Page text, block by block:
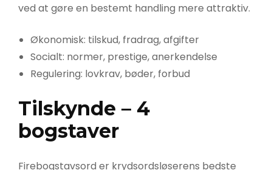
ved at gøre en bestemt handling mere attraktiv.
Økonomisk: tilskud, fradrag, afgifter
Socialt: normer, prestige, anerkendelse
Regulering: lovkrav, bøder, forbud
Tilskynde – 4
bogstaver
Firebogstavsord er krydsordsløserens bedste